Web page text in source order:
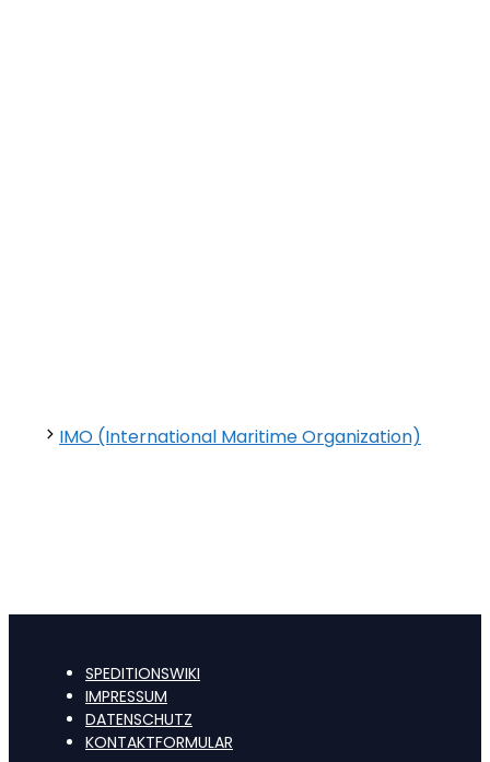
IMO (International Maritime Organization)
SPEDITIONSWIKI
IMPRESSUM
DATENSCHUTZ
KONTAKTFORMULAR